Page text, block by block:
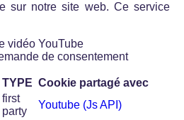
sur notre site web. Ce service
vidéo YouTube
de consentement
TYPE Cookie partagé avec
first
party
Youtube (Js API)